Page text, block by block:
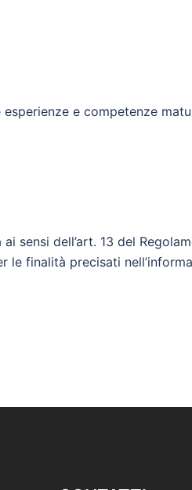
e competenze
sensi dell’art. 13 del
finalità precisati